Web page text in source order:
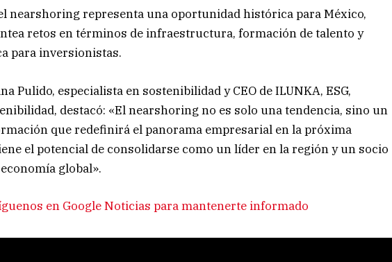
nearshoring representa una oportunidad histórica para México,
retos en términos de infraestructura, formación de talento y
para inversionistas.
Pulido, especialista en sostenibilidad y CEO de ILUNKA, ESG,
destacó: «El nearshoring no es solo una tendencia, sino un
que redefinirá el panorama empresarial en la próxima
el potencial de consolidarse como un líder en la región y un socio
global».
en Google Noticias para mantenerte informado